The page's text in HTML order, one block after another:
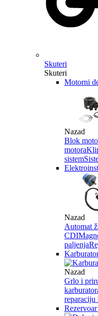
Skuteri
Skuteri
Motorni
Nazad
Blok
motora
sistem
Nazad
Automat
CDI
paljenja
Nazad
Grlo i
reparaciju